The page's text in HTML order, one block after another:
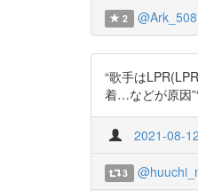
2 @Ark_508
“歌手は
着…などが原因
2021-08-
3